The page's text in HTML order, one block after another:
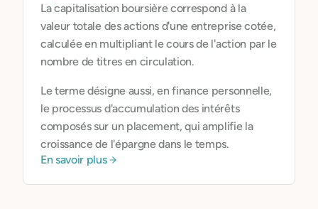
La capitalisation boursière correspond à la
valeur totale des actions d'une entreprise cotée,
calculée en multipliant le cours de l'action par le
nombre de titres en circulation.
Le terme désigne aussi, en finance personnelle,
le processus d'accumulation des intérêts
composés sur un placement, qui amplifie la
croissance de l'épargne dans le temps.
En savoir plus